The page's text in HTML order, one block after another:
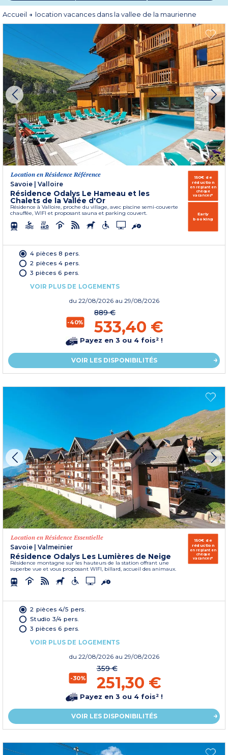
Accueil location vacances dans la vallee de la maurienne
Location en Résidence Référence
Savoie
Valloire
Résidence Odalys Le Hameau et les
Chalets de la Vallée d'Or
Résidence à Valloire, proche du village, avec piscine semi-couverte
chauffée, WIFI et proposant sauna et parking couvert.
150€ de
réduction
en réglant en
chèque
vacances*
Early
booking
4 pièces 8 pers.
2 pièces 4 pers.
3 pièces 6 pers.
VOIR PLUS DE LOGEMENTS
du 22/08/2026 au 29/08/2026
-40%
889 €
533,40 €
Payez en 3 ou 4 fois² !
VOIR LES DISPONIBILITÉS
Location en Résidence Essentielle
Savoie
Valmeinier
Résidence Odalys Les Lumières de Neige
Résidence montagne sur les hauteurs de la station offrant une
superbe vue et vous proposant WIFI, billard, accueil des animaux.
150€ de
réduction
en réglant en
chèque
vacances*
2 pièces 4/5 pers.
Studio 3/4 pers.
3 pièces 6 pers.
VOIR PLUS DE LOGEMENTS
du 22/08/2026 au 29/08/2026
-30%
359 €
251,30 €
Payez en 3 ou 4 fois² !
VOIR LES DISPONIBILITÉS